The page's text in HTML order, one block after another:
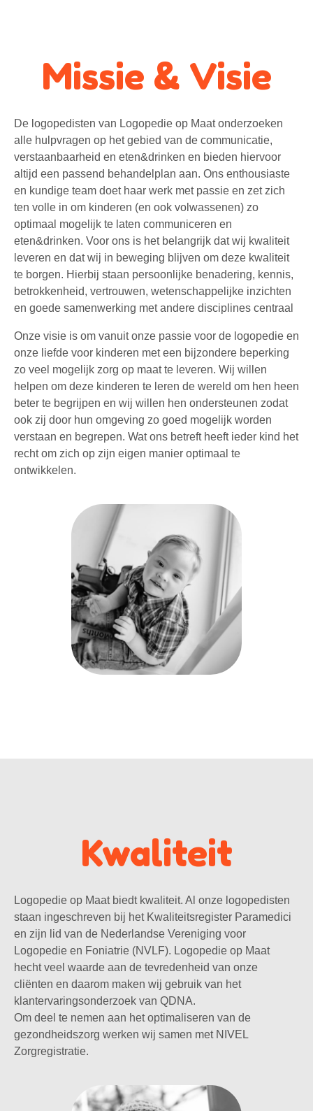
Missie & Visie
De logopedisten van Logopedie op Maat onderzoeken
alle hulpvragen op het gebied van de communicatie,
verstaanbaarheid en eten&drinken en bieden hiervoor
altijd een passend behandelplan aan. Ons enthousiaste
en kundige team doet haar werk met passie en zet zich
ten volle in om kinderen (en ook volwassenen) zo
optimaal mogelijk te laten communiceren en
eten&drinken. Voor ons is het belangrijk dat wij kwaliteit
leveren en dat wij in beweging blijven om deze kwaliteit
te borgen. Hierbij staan persoonlijke benadering, kennis,
betrokkenheid, vertrouwen, wetenschappelijke inzichten
en goede samenwerking met andere disciplines centraal
Onze visie is om vanuit onze passie voor de logopedie en
onze liefde voor kinderen met een bijzondere beperking
zo veel mogelijk zorg op maat te leveren. Wij willen
helpen om deze kinderen te leren de wereld om hen heen
beter te begrijpen en wij willen hen ondersteunen zodat
ook zij door hun omgeving zo goed mogelijk worden
verstaan en begrepen. Wat ons betreft heeft ieder kind het
recht om zich op zijn eigen manier optimaal te
ontwikkelen.
Kwaliteit
Logopedie op Maat biedt kwaliteit. Al onze logopedisten
staan ingeschreven bij het Kwaliteitsregister Paramedici
en zijn lid van de Nederlandse Vereniging voor
Logopedie en Foniatrie (NVLF). Logopedie op Maat
hecht veel waarde aan de tevredenheid van onze
cliënten en daarom maken wij gebruik van het
klantervaringsonderzoek van QDNA.
Om deel te nemen aan het optimaliseren van de
gezondheidszorg werken wij samen met NIVEL
Zorgregistratie.